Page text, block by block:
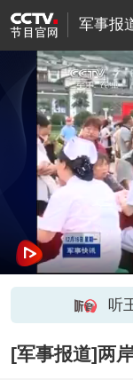
军事报
听
[军事报道]两